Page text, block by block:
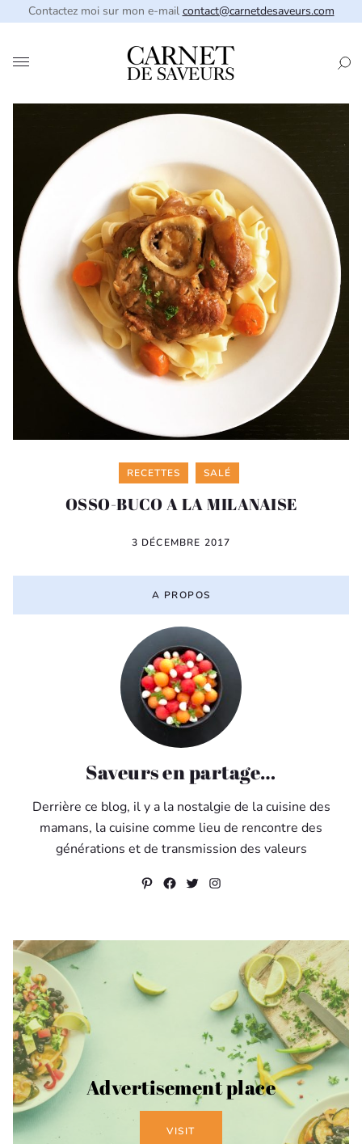
Contactez moi sur mon e-mail contact@carnetdesaveurs.com
Categories
RECETTES SALÉ
OSSO-BUCO A LA MILANAISE
3 DÉCEMBRE 2017
A PROPOS
Saveurs en partage…
Derrière ce blog, il y a la nostalgie de la cuisine des
mamans, la cuisine comme lieu de rencontre des
générations et de transmission des valeurs
Pinterest
Facebook
Twitter
Instagram
Advertisement place
VISIT